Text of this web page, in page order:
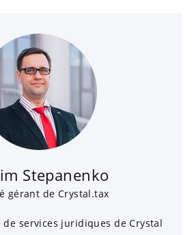
Stepanenko
gérant de Crystal.tax
de services juridiques de Crystal